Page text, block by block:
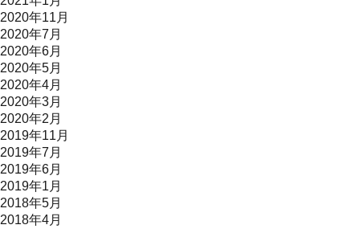
2020年11月
2020年7月
2020年6月
2020年5月
2020年4月
2020年3月
2020年2月
2019年11月
2019年7月
2019年6月
2019年1月
2018年5月
2018年4月